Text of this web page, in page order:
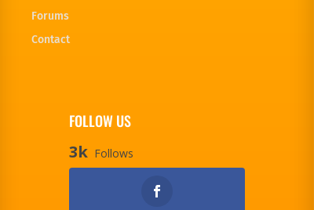
Forums
Contact
FOLLOW US
3k Follows